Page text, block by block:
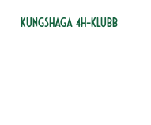
Kungshaga 4H-klubb